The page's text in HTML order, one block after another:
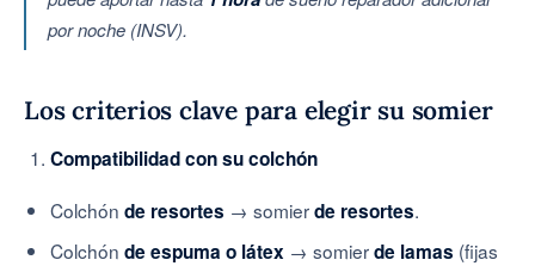
por noche (INSV).
Los criterios clave para elegir su somier
Compatibilidad con su colchón
Colchónde resortes → somierde resortes.
Colchónde espuma o látex → somierde lamas (fijas